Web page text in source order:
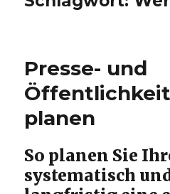
Presse- und
planen
So planen Sie
systematisch